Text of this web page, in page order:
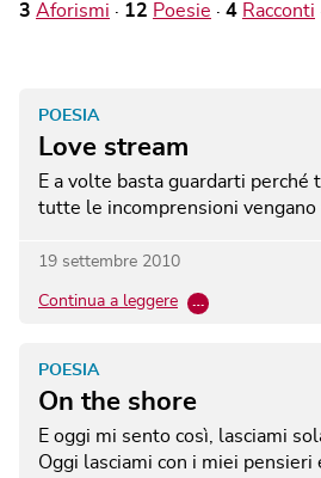
3 Aforismi 12 Poesie 4 Racconti
Love stream
POESIA
E a volte basta guardarti perché
tutte le incomprensioni
19 settembre 2010
Continua a leggere …
On the shore
POESIA
E oggi mi sento così, lasciami
Oggi lasciami con i miei pensieri